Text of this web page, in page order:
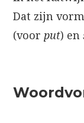
Dat zijn
(voor put) en